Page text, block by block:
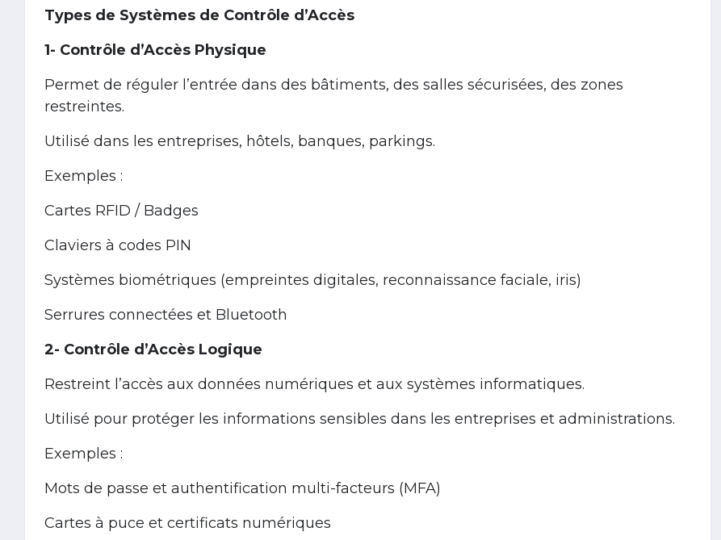
Types de Systèmes de Contrôle d’Accès
1- Contrôle d’Accès Physique
Permet de réguler l’entrée dans des bâtiments, des salles sécurisées, des zones
restreintes.
Utilisé dans les entreprises, hôtels, banques, parkings.
Exemples :
Cartes RFID / Badges
Claviers à codes PIN
Systèmes biométriques (empreintes digitales, reconnaissance faciale, iris)
Serrures connectées et Bluetooth
2- Contrôle d’Accès Logique
Restreint l’accès aux données numériques et aux systèmes informatiques.
Utilisé pour protéger les informations sensibles dans les entreprises et administrations.
Exemples :
Mots de passe et authentification multi-facteurs (MFA)
Cartes à puce et certificats numériques